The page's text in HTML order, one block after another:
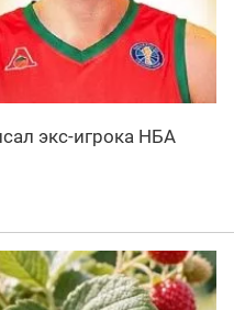
экс-игрока НБА